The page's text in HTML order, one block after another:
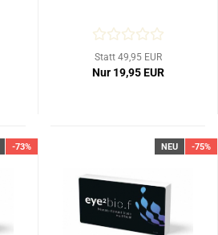
Statt 49,95 EUR
Nur 19,95 EUR
-73% NEU -75%